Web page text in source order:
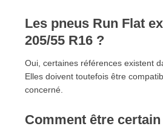
Les pneus Run Flat
205/55 R16 ?
Oui, certaines références existent
Elles doivent toutefois être
concerné.
Comment être